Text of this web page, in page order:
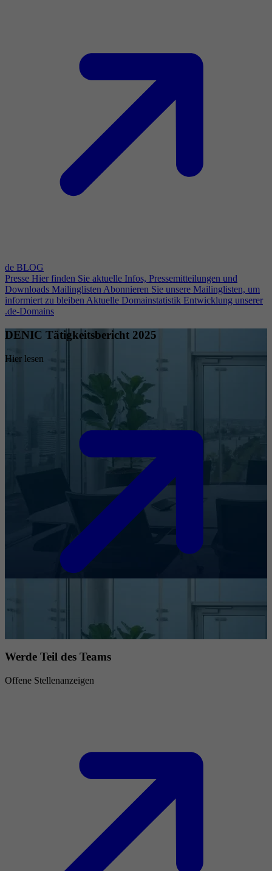
de BLOG
Presse Hier finden Sie aktuelle Infos, Pressemitteilungen und
Downloads Mailinglisten Abonnieren Sie unsere Mailinglisten, um
informiert zu bleiben Aktuelle Domainstatistik Entwicklung unserer
.de-Domains
DENIC Tätigkeitsbericht 2025
Hier lesen
Werde Teil des Teams
Offene Stellenanzeigen